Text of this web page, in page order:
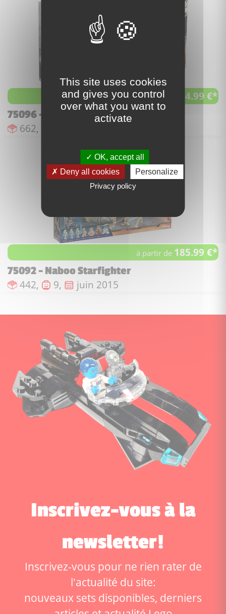
à partir de 224.99 €*
75096 - Sith Infiltrator
Nombre de pièces :
662,
à partir de 185.99 €*
75092 - Naboo Starfighter
Nombre de pièces :
442, Nombre de figurines :
9, Date de sortie :
juin 2015
Inscrivez-vous à la
newsletter!
Inscrivez-vous pour ne rien rater de
l'actualité du site:
nouveaux sets disponibles, derniers
This site uses cookies
and gives you control
over what you want to
activate
OK, accept all
Deny all cookies
Personalize
Privacy policy